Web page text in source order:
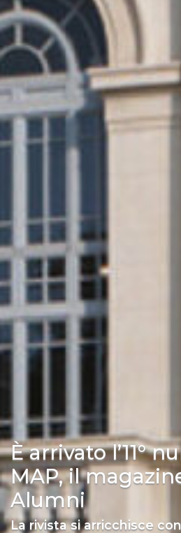
È arrivato l’11°
MAP, il
Alumni
La rivista si arricchisce